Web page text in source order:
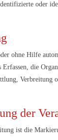
oder
ohne Hilfe
Erfassen, die
Verbreitung
der
ist die